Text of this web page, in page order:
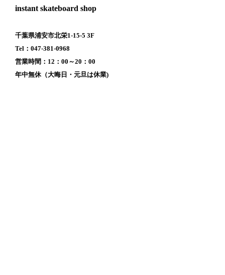
instant skateboard shop
千葉県浦安市北栄1-15-5 3F
Tel：047-381-0968
営業時間：12：00～20：00
年中無休（大晦日・元旦は休業)